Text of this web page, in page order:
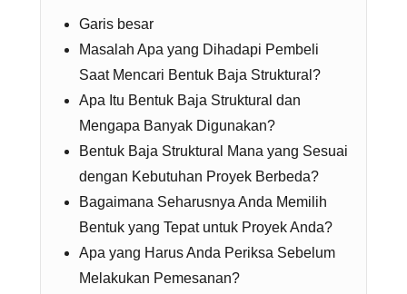
Garis besar
Masalah Apa yang Dihadapi Pembeli
Saat Mencari Bentuk Baja Struktural?
Apa Itu Bentuk Baja Struktural dan
Mengapa Banyak Digunakan?
Bentuk Baja Struktural Mana yang Sesuai
dengan Kebutuhan Proyek Berbeda?
Bagaimana Seharusnya Anda Memilih
Bentuk yang Tepat untuk Proyek Anda?
Apa yang Harus Anda Periksa Sebelum
Melakukan Pemesanan?